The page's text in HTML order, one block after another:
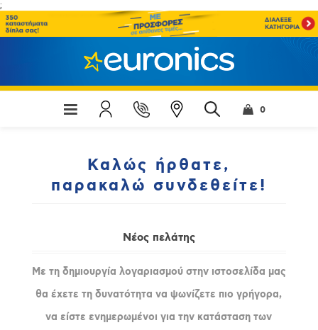
;
0
Καλώς ήρθατε,
παρακαλώ συνδεθείτε!
Νέος πελάτης
Με τη δημιουργία λογαριασμού στην ιστοσελίδα μας
θα έχετε τη δυνατότητα να ψωνίζετε πιο γρήγορα,
να είστε ενημερωμένοι για την κατάσταση των